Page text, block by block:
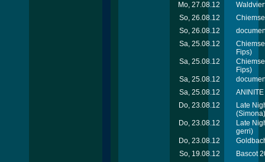
Mo, 27.08.12
So, 26.08.12
So, 26.08.12
Sa, 25.08.12
Fips)
Sa, 25.08.12
Fips)
Sa, 25.08.12
Sa, 25.08.12
Do, 23.08.12
Late
(Simona)
Do, 23.08.12
Late
gerri)
Do, 23.08.12
So, 19.08.12
Bascot